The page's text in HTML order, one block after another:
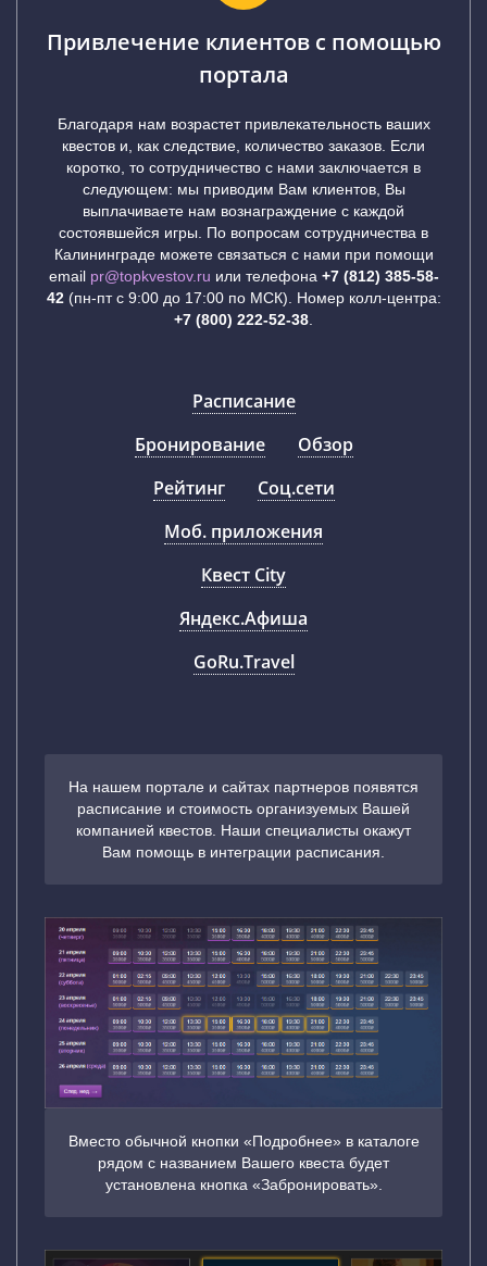
Привлечение клиентов с помощью
портала
Благодаря нам возрастет привлекательность ваших
квестов и, как следствие, количество заказов. Если
коротко, то сотрудничество с нами заключается в
следующем: мы приводим Вам клиентов, Вы
выплачиваете нам вознаграждение с каждой
состоявшейся игры. По вопросам сотрудничества в
Калининграде можете связаться с нами при помощи
email pr@topkvestov.ru или телефона +7 (812) 385-58-
42(пн-пт с 9:00 до 17:00 по МСК). Номер колл-центра:
+7 (800) 222-52-38
Расписание
Бронирование
Обзор
Рейтинг
Соц.сети
Моб. приложения
Квест City
Яндекс.Афиша
GoRu.Travel
На нашем портале и сайтах партнеров появятся
расписание и стоимость организуемых Вашей
компанией квестов. Наши специалисты окажут
Вам помощь в интеграции расписания.
Вместо обычной кнопки «Подробнее» в каталоге
рядом с названием Вашего квеста будет
установлена кнопка «Забронировать».